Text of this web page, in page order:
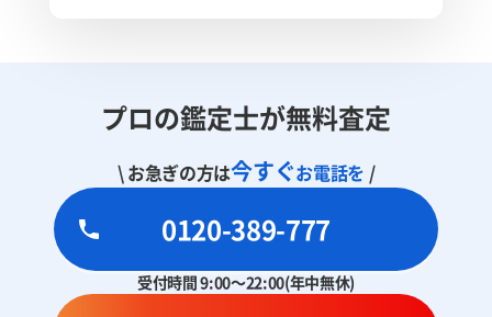
プロの鑑定士が無料査定
\ お急ぎの方は今すぐお電話を /
0120-389-777
受付時間 9:00～22:00(年中無休)